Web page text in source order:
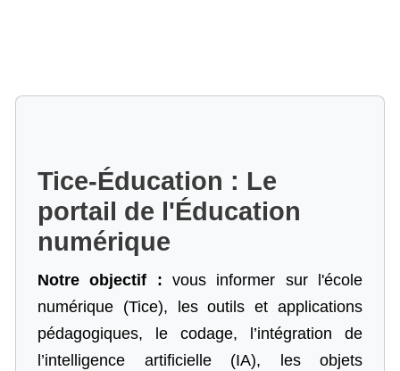
Tice-Éducation : Le
portail de l'Éducation
numérique
Notre objectif : vous informer sur l'école
numérique (Tice), les outils et applications
pédagogiques, le codage,
l’intégration de
l’intelligence artificielle (IA), les objets